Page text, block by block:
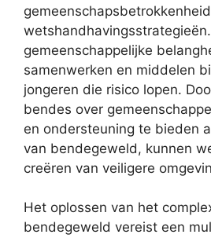
gemeenschappelijke
samenwerken en middelen
jongeren die risico lopen.
bendes over
en ondersteuning te bieden
van bendegeweld, kunnen
creëren van veiligere
Het oplossen van het
bendegeweld vereist een